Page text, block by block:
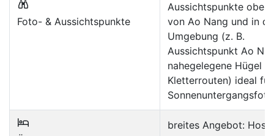
Foto- & Aussichtspunkte
Aussichtspunkte
von Ao Nang und in
Umgebung (z. B.
Aussichtspunkt Ao
nahegelegene Hügel
Kletterrouten) ideal für
breites Angebot: